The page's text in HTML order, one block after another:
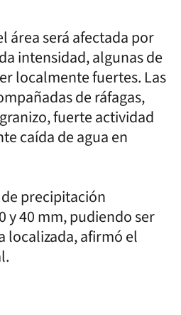
área será afectada por
intensidad, algunas de
localmente fuertes. Las
de ráfagas,
fuerte actividad
caída de agua en
precipitación
y 40 mm, pudiendo ser
localizada, afirmó el